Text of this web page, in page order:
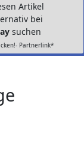
Artikel
bei
suchen
Partnerlink*